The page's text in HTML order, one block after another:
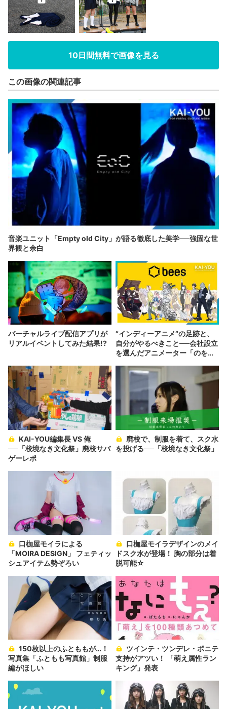
10日間無料で画像を見る
この画像の関連記事
音楽ユニット「Empty old City」が語る徹底した美学──強固な世
界観と余白
バーチャルライブ配信アプリが
リアルイベントしてみた結果!?
“インディーアニメ“の足跡と、
自分がやるべきこと──会社設立
を選んだアニメーター「のを
──「校境なき文化祭」廃校サバ
ゲーレポ
を投げる──「校境なき文化祭」
「MOIRA DESIGN」 フェティッ
シュアイテム勢ぞろい
ドスク水が登場！ 胸の部分は着
脱可能☆
写真集「ふともも写真館」制服
編がほしい
支持がアツい！ 「萌え属性ラン
キング」発表